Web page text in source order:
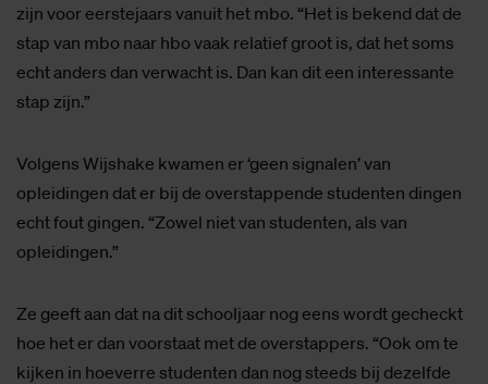
zijn voor eerstejaars vanuit het mbo. “Het is bekend dat de
stap van mbo naar hbo vaak relatief groot is, dat het soms
echt anders dan verwacht is. Dan kan dit een interessante
stap zijn.”
Volgens Wijshake kwamen er ‘geen signalen’ van
opleidingen dat er bij de overstappende studenten dingen
echt fout gingen. “Zowel niet van studenten, als van
opleidingen.”
Ze geeft aan dat na dit schooljaar nog eens wordt gecheckt
hoe het er dan voorstaat met de overstappers. “Ook om te
kijken in hoeverre studenten dan nog steeds bij dezelfde